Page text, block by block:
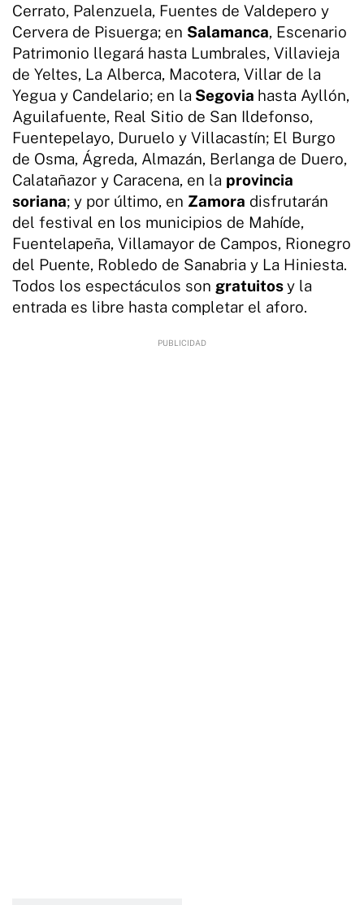
Cerrato, Palenzuela, Fuentes de Valdepero y
Cervera de Pisuerga; en Salamanca, Escenario
Patrimonio llegará hasta Lumbrales, Villavieja
de Yeltes, La Alberca, Macotera, Villar de la
Yegua y Candelario; en la Segovia hasta Ayllón,
Aguilafuente, Real Sitio de San Ildefonso,
Fuentepelayo, Duruelo y Villacastín; El Burgo
de Osma, Ágreda, Almazán, Berlanga de Duero,
Calatañazor y Caracena, en la provincia
soriana; y por último, en Zamora disfrutarán
del festival en los municipios de Mahíde,
Fuentelapeña, Villamayor de Campos, Rionegro
del Puente, Robledo de Sanabria y La Hiniesta.
Todos los espectáculos son gratuitosy la
entrada es libre hasta completar el aforo.